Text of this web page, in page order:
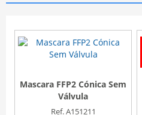
Mascara FFP2 Cónica Sem
Válvula
Ref. A151211